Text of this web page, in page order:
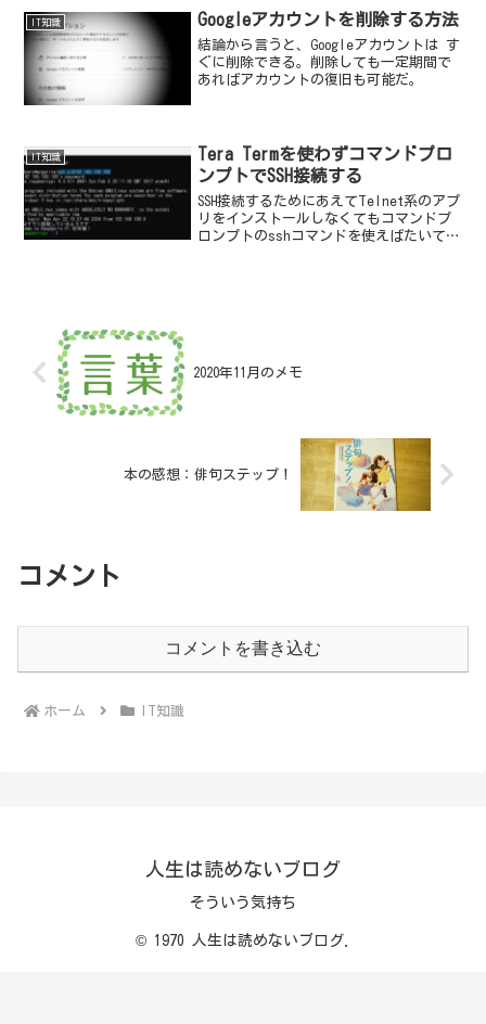
IT知識 Googleアカウントを削除する方法
結論から言うと、Googleアカウントは す
ぐに削除できる。削除しても一定期間で
あればアカウントの復旧も可能だ。
IT知識
Tera Termを使わずコマンドプロ
ンプトでSSH接続する
SSH接続するためにあえてTelnet系のアプ
リをインストールしなくてもコマンドプ
ロンプトのsshコマンドを使えばたいてい
2020年11月のメモ
本の感想：俳句ステップ！
コメント
コメントを書き込む
ホーム IT知識
人生は読めないブログ
そういう気持ち
© 1970 人生は読めないブログ.